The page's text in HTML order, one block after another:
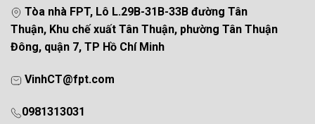
Tòa nhà FPT, Lô L.29B-31B-33B đường Tân
Thuận, Khu chế xuất Tân Thuận, phường Tân Thuận
Đông, quận 7, TP Hồ Chí Minh
VinhCT@fpt.com
0981313031